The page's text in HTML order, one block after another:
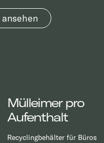
Mülleimer pro
Aufenthalt
Recyclingbehälter für Büros